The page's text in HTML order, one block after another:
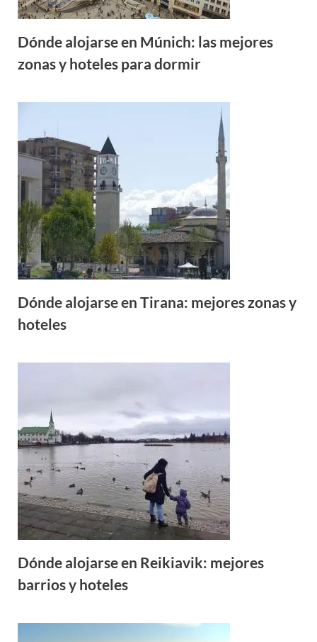
Dónde alojarse en Múnich: las mejores
zonas y hoteles para dormir
Dónde alojarse en Tirana: mejores zonas y
hoteles
Dónde alojarse en Reikiavik: mejores
barrios y hoteles